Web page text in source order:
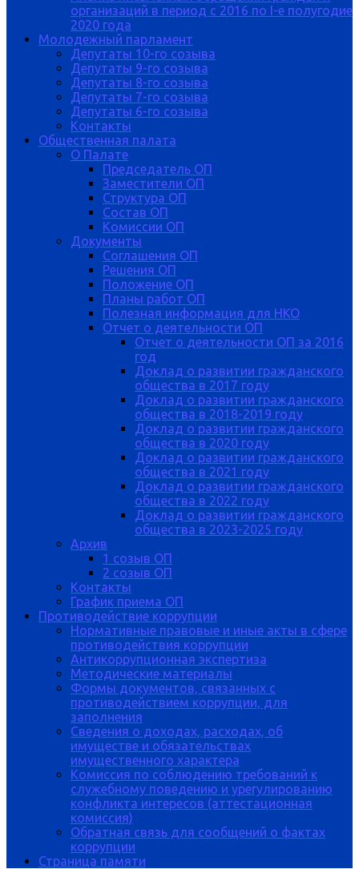
организаций в период с 2016 по I-е полугодие
2020 года
Молодежный парламент
Депутаты 10-го созыва
Депутаты 9-го созыва
Депутаты 8-го созыва
Депутаты 7-го созыва
Депутаты 6-го созыва
Контакты
Общественная палата
О Палате
Председатель ОП
Заместители ОП
Структура ОП
Состав ОП
Комиссии ОП
Документы
Соглашения ОП
Решения ОП
Положение ОП
Планы работ ОП
Полезная информация для НКО
Отчет о деятельности ОП
Отчет о деятельности ОП за 2016
год
Доклад о развитии гражданского
общества в 2017 году
Доклад о развитии гражданского
общества в 2018-2019 году
Доклад о развитии гражданского
общества в 2020 году
Доклад о развитии гражданского
общества в 2021 году
Доклад о развитии гражданского
общества в 2022 году
Доклад о развитии гражданского
общества в 2023-2025 году
Архив
1 созыв ОП
2 созыв ОП
Контакты
График приема ОП
Противодействие коррупции
Нормативные правовые и иные акты в сфере
противодействия коррупции
Антикоррупционная экспертиза
Методические материалы
Формы документов, связанных с
противодействием коррупции, для
заполнения
Сведения о доходах, расходах, об
имуществе и обязательствах
имущественного характера
Комиссия по соблюдению требований к
служебному поведению и урегулированию
конфликта интересов (аттестационная
комиссия)
Обратная связь для сообщений о фактах
коррупции
Страница памяти